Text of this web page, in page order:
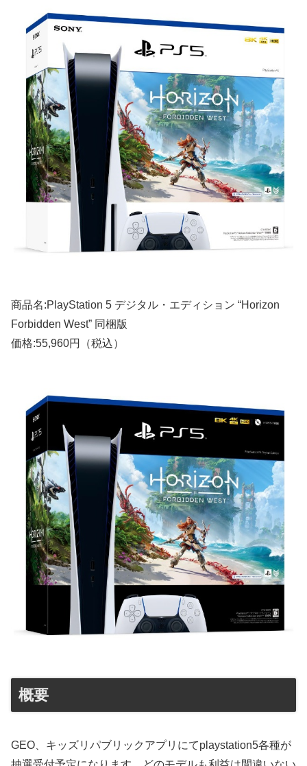
商品名:PlayStation 5 デジタル・エディション “Horizon
Forbidden West” 同梱版
価格:55,960円（税込）
概要
GEO、キッズリパブリックアプリにてplaystation5各種が